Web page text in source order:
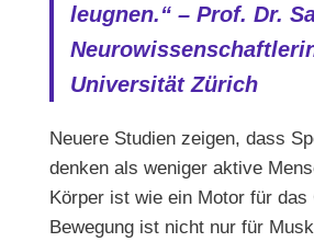
leugnen.“ – Prof. Dr.
Universität Zürich
Neuere Studien zeigen, dass
denken als weniger aktive
Körper ist wie ein Motor für das
Bewegung ist nicht nur für